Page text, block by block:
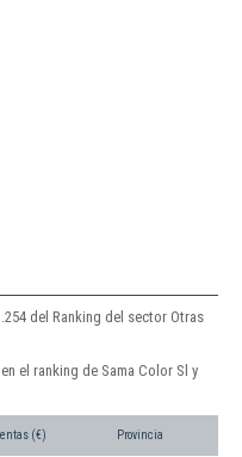
del Ranking del sector Otras
el ranking de Sama Color Sl y
(€) Provincia